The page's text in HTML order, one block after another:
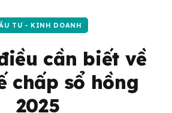
TƯ - KINH DOANH
cần biết về
chấp sổ hồng
2025